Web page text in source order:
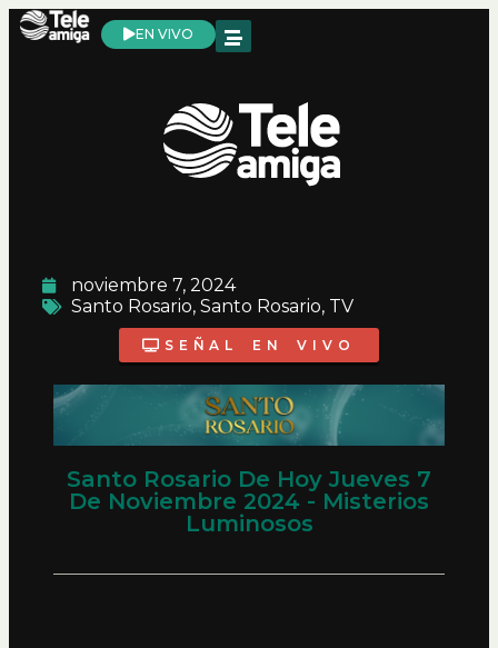
EN VIVO
noviembre 7, 2024
Santo Rosario, Santo Rosario, TV
SEÑAL EN VIVO
Santo Rosario De Hoy Jueves 7
De Noviembre 2024 - Misterios
Luminosos